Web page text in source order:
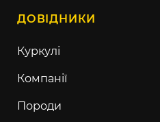
ДОВІДНИКИ
Куркулі
Компанії
Породи